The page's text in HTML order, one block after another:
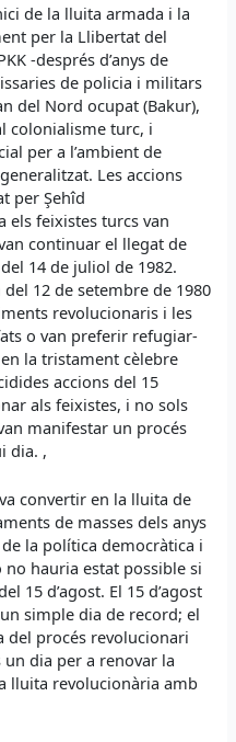
de la lluita armada i la
per la Llibertat del
-després d’anys de
de policia i militars
del Nord ocupat (Bakur),
colonialisme turc, i
per a l’ambient de
Les accions
per Şehîd
els feixistes turcs van
continuar el llegat de
14 de juliol de 1982.
12 de setembre de 1980
revolucionaris i les
o van preferir refugiar-
la tristament cèlebre
accions del 15
als feixistes, i no sols
manifestar un procés
dia. ,
convertir en la lluita de
de masses dels anys
la política democràtica i
no hauria estat possible si
15 d’agost. El 15 d’agost
simple dia de record; el
del procés revolucionari
dia per a renovar la
lluita revolucionària amb